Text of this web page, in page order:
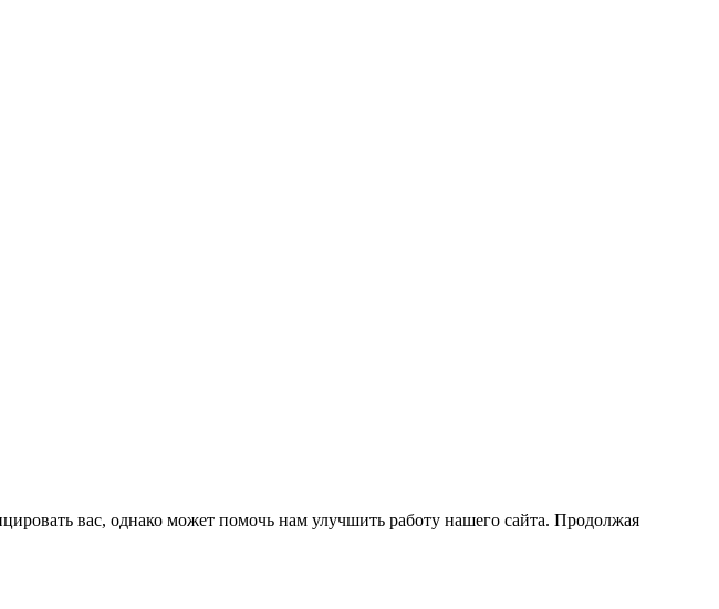
вас, однако может помочь нам улучшить работу нашего сайта. Продолжая